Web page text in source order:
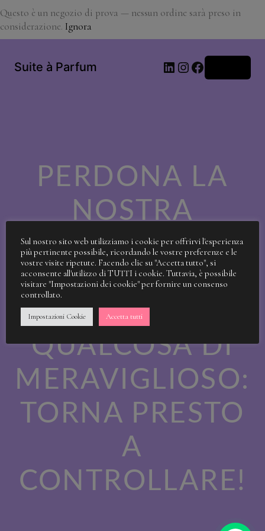
Questo è un negozio di prova — nessun ordine sarà preso in
considerazione. Ignora
Suite à Parfum LinkedIn
Instagram
Facebook
PERDONA LA
NOSTRA
SPORCIZIA!
STIAMO
LAVORANDO A
QUALCOSA DI
MERAVIGLIOSO:
TORNA PRESTO
A
CONTROLLARE!
Sul nostro sito web utilizziamo i cookie per offrirvi l'esperienza
più pertinente possibile, ricordando le vostre preferenze e le
vostre visite ripetute. Facendo clic su "Accetta tutto", si
acconsente all'utilizzo di TUTTI i cookie. Tuttavia, è possibile
visitare "Impostazioni dei cookie" per fornire un consenso
controllato.
Impostazioni Cookie Accetta tutti